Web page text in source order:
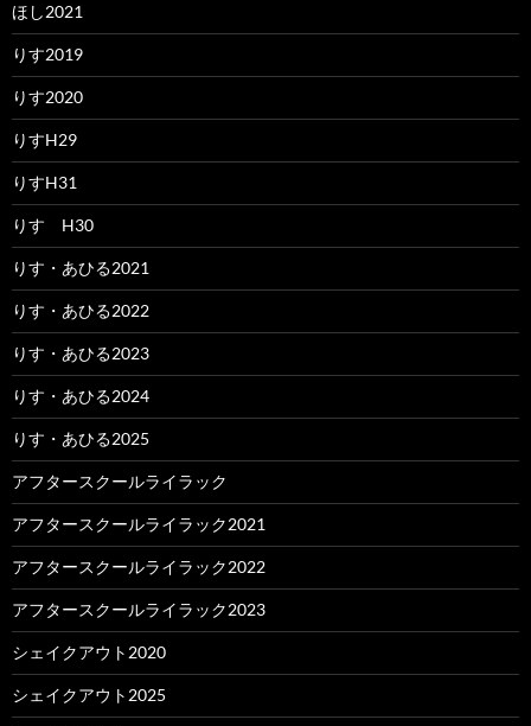
ほし2021
りす2019
りす2020
りすH29
りすH31
りす H30
りす・あひる2021
りす・あひる2022
りす・あひる2023
りす・あひる2024
りす・あひる2025
アフタースクールライラック
アフタースクールライラック2021
アフタースクールライラック2022
アフタースクールライラック2023
シェイクアウト2020
シェイクアウト2025